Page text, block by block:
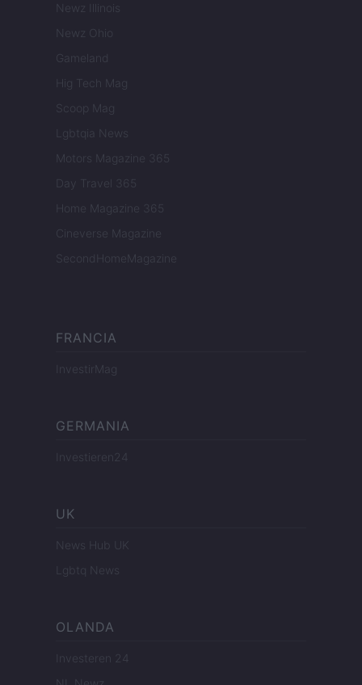
Newz Illinois
Newz Ohio
Gameland
Hig Tech Mag
Scoop Mag
Lgbtqia News
Motors Magazine 365
Day Travel 365
Home Magazine 365
Cineverse Magazine
SecondHomeMagazine
FRANCIA
InvestirMag
GERMANIA
Investieren24
UK
News Hub UK
Lgbtq News
OLANDA
Investeren 24